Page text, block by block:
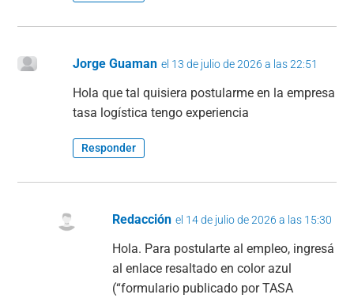
Jorge Guaman el 13 de julio de 2026 a las 22:51
Hola que tal quisiera postularme en la empresa
tasa logística tengo experiencia
Responder
Redacción el 14 de julio de 2026 a las 15:30
Hola. Para postularte al empleo, ingresá
al enlace resaltado en color azul
(“formulario publicado por TASA